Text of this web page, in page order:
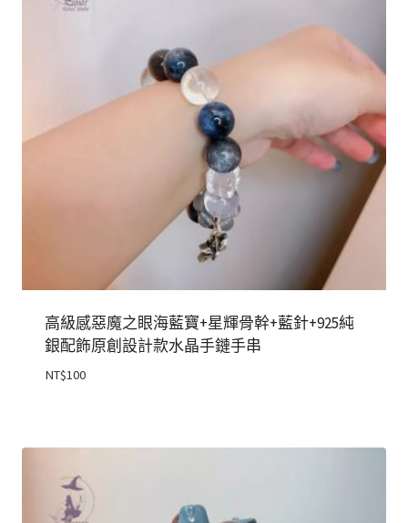
高級感惡魔之眼海藍寶+星輝骨幹+藍針+925純
銀配飾原創設計款水晶手鏈手串
NT$100